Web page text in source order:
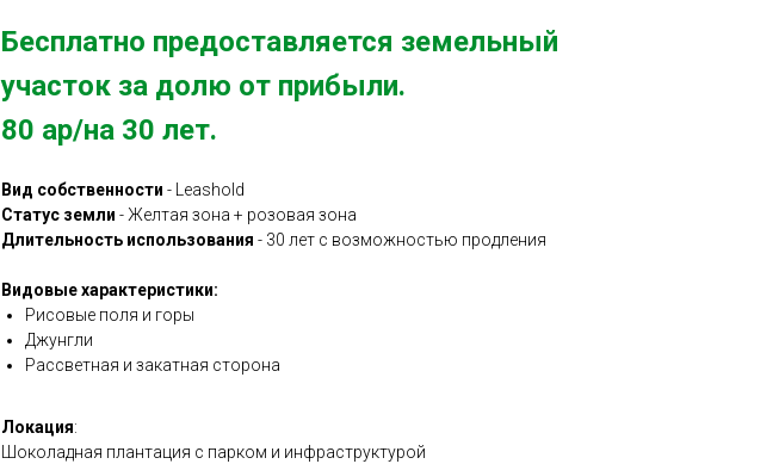
Бесплатно предоставляется земельный
участок за долю от прибыли.
80 ар/на 30 лет.
Вид собственности - Leashold
Статус земли - Желтая зона + розовая зона
Длительность использования - 30 лет с возможностью продления
Видовые характеристики:
Рисовые поля и горы
Джунгли
Рассветная и закатная сторона
Локация:
Шоколадная плантация с парком и инфраструктурой